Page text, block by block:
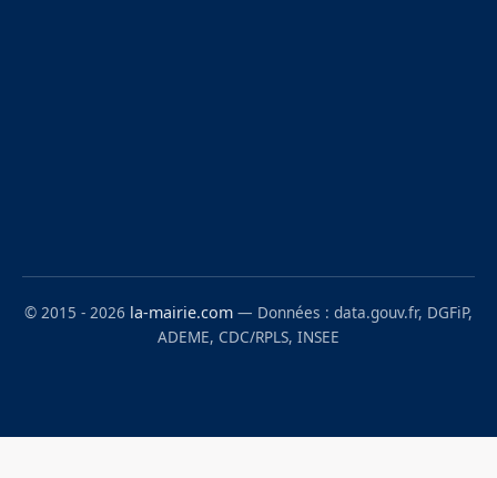
© 2015 - 2026 la-mairie.com — Données : data.gouv.fr, DGFiP,
ADEME, CDC/RPLS, INSEE